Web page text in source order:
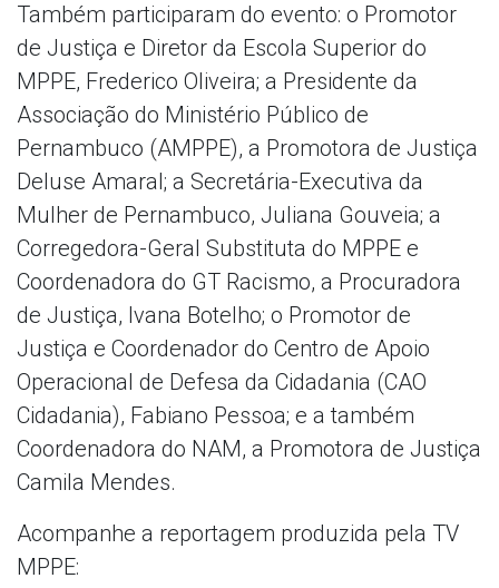
Também participaram do evento: o Promotor
de Justiça e Diretor da Escola Superior do
MPPE, Frederico Oliveira; a Presidente da
Associação do Ministério Público de
Pernambuco (AMPPE), a Promotora de Justiça
Deluse Amaral; a Secretária-Executiva da
Mulher de Pernambuco, Juliana Gouveia; a
Corregedora-Geral Substituta do MPPE e
Coordenadora do GT Racismo, a Procuradora
de Justiça, Ivana Botelho; o Promotor de
Justiça e Coordenador do Centro de Apoio
Operacional de Defesa da Cidadania (CAO
Cidadania), Fabiano Pessoa; e a também
Coordenadora do NAM, a Promotora de Justiça
Camila Mendes.
Acompanhe a reportagem produzida pela TV
MPPE: